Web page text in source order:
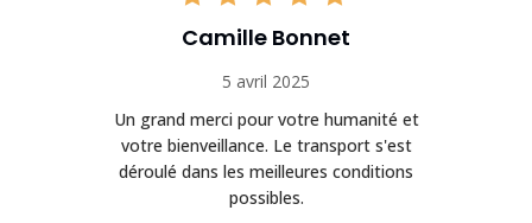
Camille Bonnet
5 avril 2025
Un grand merci pour votre humanité et
votre bienveillance. Le transport s'est
déroulé dans les meilleures conditions
possibles.